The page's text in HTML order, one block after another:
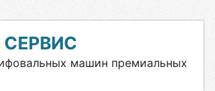
машин премиальных